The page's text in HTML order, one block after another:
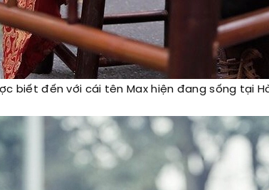
biết đến với cái tên Max hiện đang sống tại